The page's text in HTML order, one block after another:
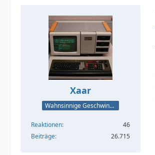
Xaar
Wahnsinnige Geschwindigkeit - und los!
Reaktionen
46
Beiträge
26.715